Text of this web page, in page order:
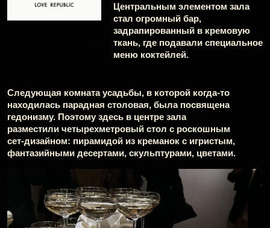
Команта-посвящение коллаборациям бренда
с мировыми топ-моделями: Наоми
Кэмпбелл, Ириной Шейк, Аллесандрой
Амбросию, Сашей Лусс и Алесей
Кафельниковой.
А за соседним столом повар сервировал
меренгу с ягодами специально для каждого
гостя.